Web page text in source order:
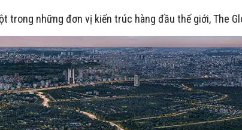
những đơn vị kiến trúc hàng đầu thế giới, The